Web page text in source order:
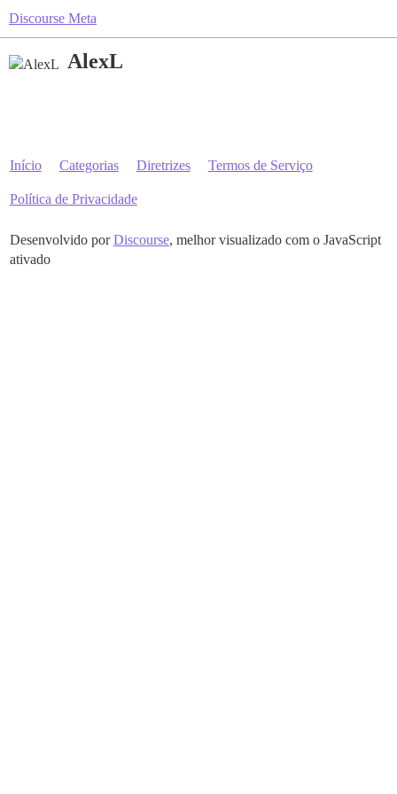
Discourse Meta
AlexL
Início Categorias Diretrizes Termos de Serviço
Política de Privacidade
Desenvolvido porDiscourse, melhor visualizado com o JavaScript
ativado